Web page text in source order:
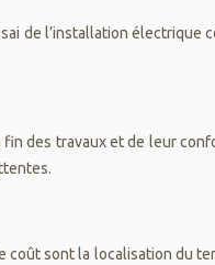
de l’installation
des travaux et de leur
sont la localisation du